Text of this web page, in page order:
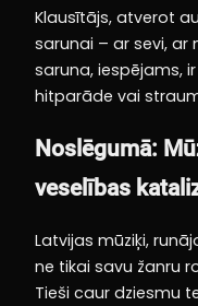
Klausītājs, atverot
sarunai – ar sevi, ar
saruna, iespējams,
hitparāde vai
Noslēgumā:
veselības
Latvijas mūziķi,
ne tikai savu žanru
Tieši caur dziesmu